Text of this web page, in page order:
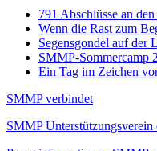
791 Abschlüsse an
Wenn die Rast zum
Segensgondel auf der
SMMP-Sommercamp
Ein Tag im Zeichen
SMMP verbindet
SMMP Unterstützungsverein